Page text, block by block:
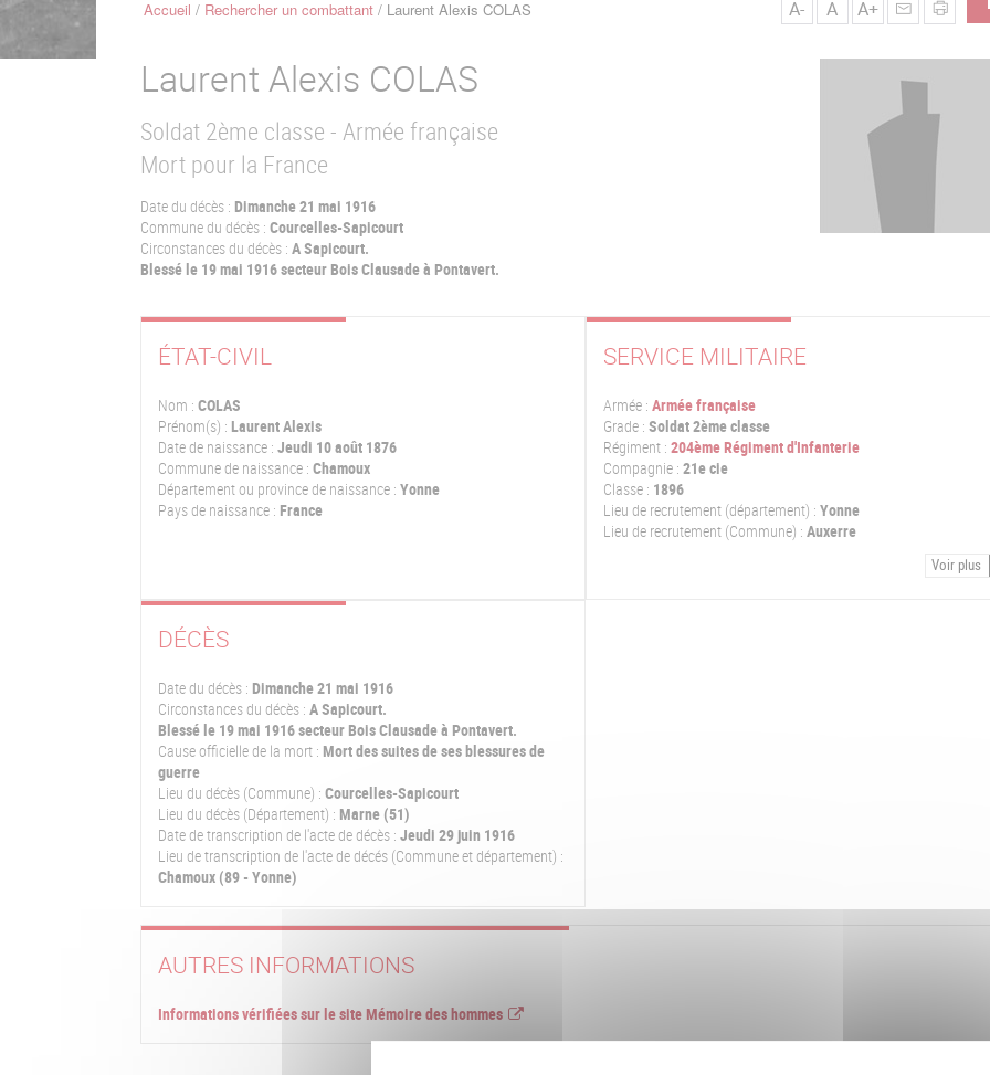
FilAccueil Rechercher un combattant Laurent Alexis COLAS A- A A+
Laurent Alexis COLAS
Soldat 2ème classe - Armée française
Mort pour la France
Date du décès : Dimanche 21 mai 1916
Commune du décès : Courcelles-Sapicourt
Circonstances du décès : A Sapicourt.
Blessé le 19 mai 1916 secteur Bois Clausade à Pontavert.
ÉTAT-CIVIL
Nom : COLAS
Prénom(s) : Laurent Alexis
Date de naissance : Jeudi 10 août 1876
Commune de naissance : Chamoux
Département ou province de naissance : Yonne
Pays de naissance : France
SERVICE MILITAIRE
Armée : Armée française
Grade : Soldat 2ème classe
Régiment : 204ème Régiment d'Infanterie
Compagnie : 21e cie
Classe : 1896
Lieu de recrutement (département) : Yonne
Lieu de recrutement (Commune) : Auxerre
Voir plus
DÉCÈS
Date du décès : Dimanche 21 mai 1916
Circonstances du décès : A Sapicourt.
Blessé le 19 mai 1916 secteur Bois Clausade à Pontavert.
Cause officielle de la mort : Mort des suites de ses blessures de
guerre
Lieu du décès (Commune) : Courcelles-Sapicourt
Lieu du décès (Département) : Marne (51)
Date de transcription de l'acte de décès : Jeudi 29 juin 1916
Lieu de transcription de l'acte de décés (Commune et département) :
Chamoux (89 - Yonne)
AUTRES INFORMATIONS
Informations vérifiées sur le site Mémoire des hommes